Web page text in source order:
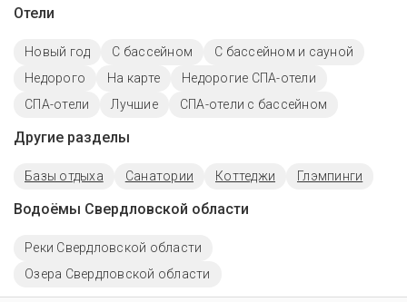
Отели
Новый год C бассейном
С бассейном и сауной
Недорого
На карте
Недорогие СПА-отели
СПА-отели
Лучшие СПА-отели с бассейном
Другие разделы
Базы отдыха Санатории Коттеджи Глэмпинги
Водоёмы Свердловской области
Реки Свердловской области
Озера Свердловской области